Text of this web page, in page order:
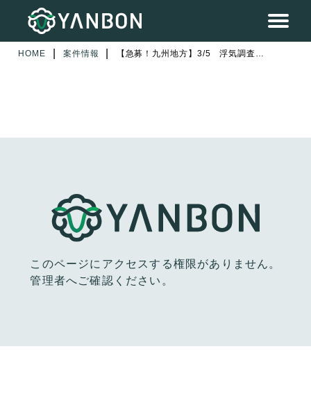
HOME 案件情報 【急募！九州地方】3/5 浮気調査 福岡県北九州市 1日目
このページにアクセスする権限がありません。
管理者へご確認ください。